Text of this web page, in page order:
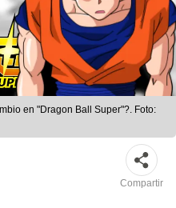
en "Dragon Ball Super"?. Foto:
Compartir